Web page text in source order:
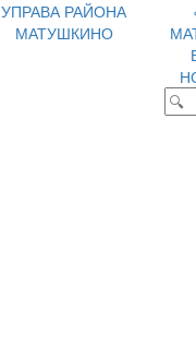
УПРАВА РАЙОНА
МАТУШКИНО